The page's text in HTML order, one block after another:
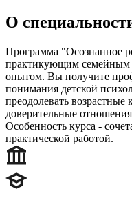
О
Программа "Осознанное
практикующим семейным
опытом. Вы получите
понимания детской
преодолевать возрастные
доверительные
Особенность курса -
практической работой.